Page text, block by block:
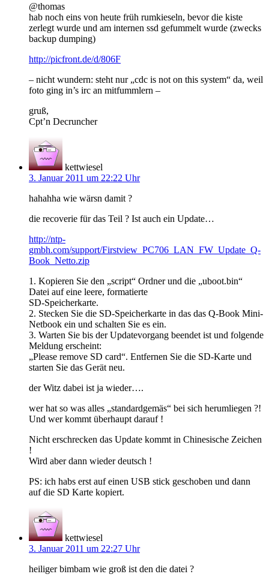
@thomas
hab noch eins von heute früh rumkieseln, bevor die kiste
zerlegt wurde und am internen ssd gefummelt wurde (zwecks
backup dumping)
http://picfront.de/d/806F
– nicht wundern: steht nur „cdc is not on this system“ da, weil
foto ging in’s irc an mitfummlern –
gruß,
Cpt’n Decruncher
kettwiesel
3. Januar 2011 um 22:22 Uhr
hahahha wie wärsn damit ?
die recoverie für das Teil ? Ist auch ein Update…
http://ntp-
gmbh.com/support/Firstview_PC706_LAN_FW_Update_Q-
Book_Netto.zip
1. Kopieren Sie den „script“ Ordner und die „uboot.bin“
Datei auf eine leere, formatierte
SD-Speicherkarte.
2. Stecken Sie die SD-Speicherkarte in das das Q-Book Mini-
Netbook ein und schalten Sie es ein.
3. Warten Sie bis der Updatevorgang beendet ist und folgende
Meldung erscheint:
„Please remove SD card“. Entfernen Sie die SD-Karte und
starten Sie das Gerät neu.
der Witz dabei ist ja wieder….
wer hat so was alles „standardgemäs“ bei sich herumliegen ?!
Und wer kommt überhaupt darauf !
Nicht erschrecken das Update kommt in Chinesische Zeichen
!
Wird aber dann wieder deutsch !
PS: ich habs erst auf einen USB stick geschoben und dann
auf die SD Karte kopiert.
kettwiesel
3. Januar 2011 um 22:27 Uhr
heiliger bimbam wie groß ist den die datei ?